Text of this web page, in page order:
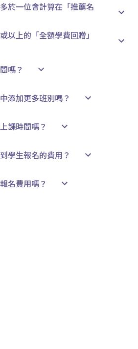
於一位會計算在「推薦名
以上的「全額學費回贈」
嗎？
添加更多班別嗎？
課時間嗎？
學生報名的費用？
名費用嗎？